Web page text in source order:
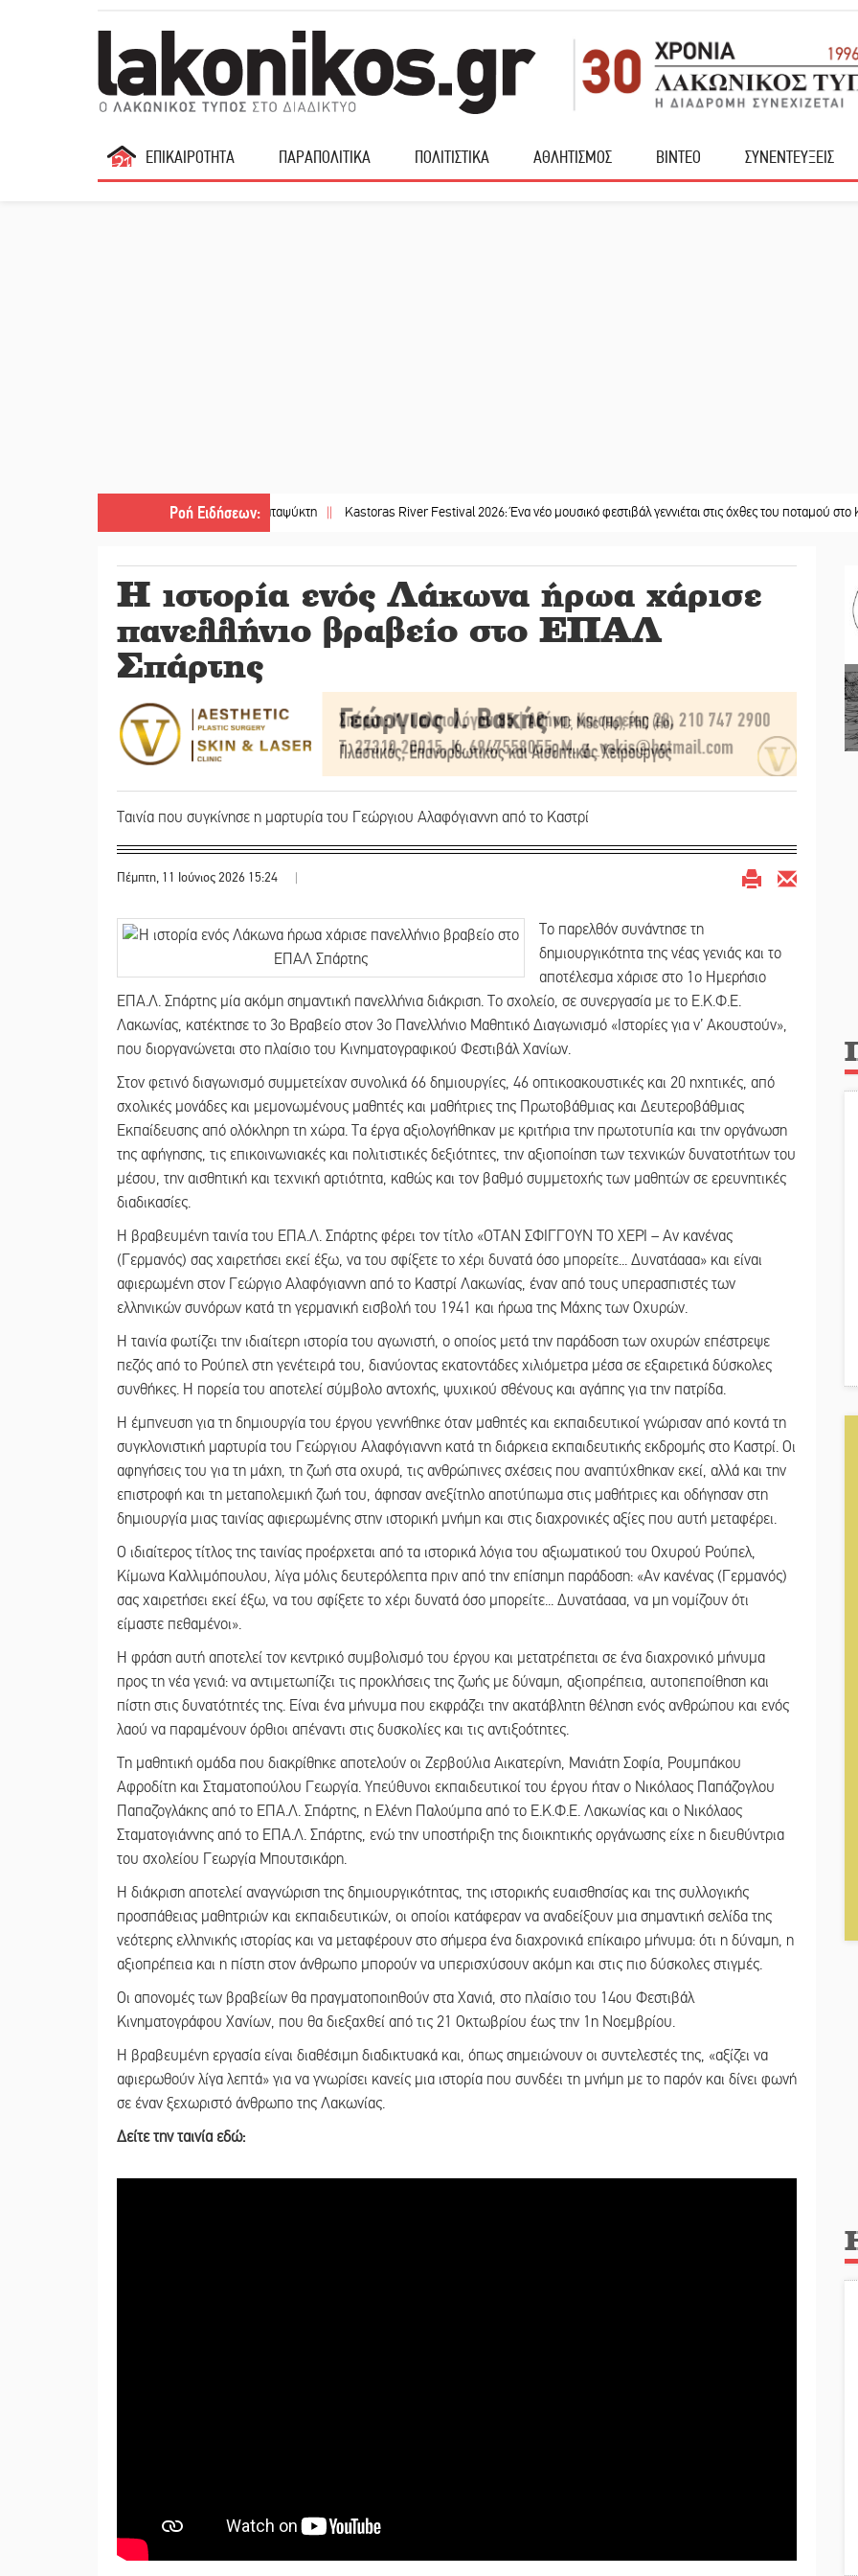
ΕΠΙΚΑΙΡΟΤΗΤΑ ΠΑΡΑΠΟΛΙΤΙΚΑ ΠΟΛΙΤΙΣΤΙΚΑ ΑΘΛΗΤΙΣΜΟΣ ΒΙΝΤΕΟ ΣΥΝΕΝΤΕΥΞΕΙΣ
Ροή Ειδήσεων:
κρατούσε τον νεκρό πατέρα στον καταψύκτη Kastoras River Festival 2026: Ένα νέο μουσικό φεστιβάλ γεννιέται στις όχθες του ποταμού στο Καστόρειο
Η ιστορία ενός Λάκωνα ήρωα χάρισε
πανελλήνιο βραβείο στο ΕΠΑΛ
Σπάρτης
Ταινία που συγκίνησε η μαρτυρία του Γεώργιου Αλαφόγιαννη από το Καστρί
Πέμπτη, 11 Ιούνιος 2026 15:24 |
Το παρελθόν συνάντησε τη
δημιουργικότητα της νέας γενιάς και το
αποτέλεσμα χάρισε στο 1ο Ημερήσιο
ΕΠΑ.Λ. Σπάρτης μία ακόμη σημαντική πανελλήνια διάκριση. Το σχολείο, σε συνεργασία με το Ε.Κ.Φ.Ε.
Λακωνίας, κατέκτησε το 3ο Βραβείο στον 3ο Πανελλήνιο Μαθητικό Διαγωνισμό «Ιστορίες για ν’ Ακουστούν»,
που διοργανώνεται στο πλαίσιο του Κινηματογραφικού Φεστιβάλ Χανίων.
Στον φετινό διαγωνισμό συμμετείχαν συνολικά 66 δημιουργίες, 46 οπτικοακουστικές και 20 ηχητικές, από
σχολικές μονάδες και μεμονωμένους μαθητές και μαθήτριες της Πρωτοβάθμιας και Δευτεροβάθμιας
Εκπαίδευσης από ολόκληρη τη χώρα. Τα έργα αξιολογήθηκαν με κριτήρια την πρωτοτυπία και την οργάνωση
της αφήγησης, τις επικοινωνιακές και πολιτιστικές δεξιότητες, την αξιοποίηση των τεχνικών δυνατοτήτων του
μέσου, την αισθητική και τεχνική αρτιότητα, καθώς και τον βαθμό συμμετοχής των μαθητών σε ερευνητικές
διαδικασίες.
Η βραβευμένη ταινία του ΕΠΑ.Λ. Σπάρτης φέρει τον τίτλο «ΟΤΑΝ ΣΦΙΓΓΟΥΝ ΤΟ ΧΕΡΙ – Αν κανένας
(Γερμανός) σας χαιρετήσει εκεί έξω, να του σφίξετε το χέρι δυνατά όσο μπορείτε... Δυνατάααα» και είναι
αφιερωμένη στον Γεώργιο Αλαφόγιαννη από το Καστρί Λακωνίας, έναν από τους υπερασπιστές των
ελληνικών συνόρων κατά τη γερμανική εισβολή του 1941 και ήρωα της Μάχης των Οχυρών.
Η ταινία φωτίζει την ιδιαίτερη ιστορία του αγωνιστή, ο οποίος μετά την παράδοση των οχυρών επέστρεψε
πεζός από το Ρούπελ στη γενέτειρά του, διανύοντας εκατοντάδες χιλιόμετρα μέσα σε εξαιρετικά δύσκολες
συνθήκες. Η πορεία του αποτελεί σύμβολο αντοχής, ψυχικού σθένους και αγάπης για την πατρίδα.
Η έμπνευση για τη δημιουργία του έργου γεννήθηκε όταν μαθητές και εκπαιδευτικοί γνώρισαν από κοντά τη
συγκλονιστική μαρτυρία του Γεώργιου Αλαφόγιαννη κατά τη διάρκεια εκπαιδευτικής εκδρομής στο Καστρί. Οι
αφηγήσεις του για τη μάχη, τη ζωή στα οχυρά, τις ανθρώπινες σχέσεις που αναπτύχθηκαν εκεί, αλλά και την
επιστροφή και τη μεταπολεμική ζωή του, άφησαν ανεξίτηλο αποτύπωμα στις μαθήτριες και οδήγησαν στη
δημιουργία μιας ταινίας αφιερωμένης στην ιστορική μνήμη και στις διαχρονικές αξίες που αυτή μεταφέρει.
Ο ιδιαίτερος τίτλος της ταινίας προέρχεται από τα ιστορικά λόγια του αξιωματικού του Οχυρού Ρούπελ,
Κίμωνα Καλλιμόπουλου, λίγα μόλις δευτερόλεπτα πριν από την επίσημη παράδοση: «Αν κανένας (Γερμανός)
σας χαιρετήσει εκεί έξω, να του σφίξετε το χέρι δυνατά όσο μπορείτε... Δυνατάααα, να μη νομίζουν ότι
είμαστε πεθαμένοι».
Η φράση αυτή αποτελεί τον κεντρικό συμβολισμό του έργου και μετατρέπεται σε ένα διαχρονικό μήνυμα
προς τη νέα γενιά: να αντιμετωπίζει τις προκλήσεις της ζωής με δύναμη, αξιοπρέπεια, αυτοπεποίθηση και
πίστη στις δυνατότητές της. Είναι ένα μήνυμα που εκφράζει την ακατάβλητη θέληση ενός ανθρώπου και ενός
λαού να παραμένουν όρθιοι απέναντι στις δυσκολίες και τις αντιξοότητες.
Τη μαθητική ομάδα που διακρίθηκε αποτελούν οι Ζερβούλια Αικατερίνη, Μανιάτη Σοφία, Ρουμπάκου
Αφροδίτη και Σταματοπούλου Γεωργία. Υπεύθυνοι εκπαιδευτικοί του έργου ήταν ο Νικόλαος Παπάζογλου
Παπαζογλάκης από το ΕΠΑ.Λ. Σπάρτης, η Ελένη Παλούμπα από το Ε.Κ.Φ.Ε. Λακωνίας και ο Νικόλαος
Σταματογιάννης από το ΕΠΑ.Λ. Σπάρτης, ενώ την υποστήριξη της διοικητικής οργάνωσης είχε η διευθύντρια
του σχολείου Γεωργία Μπουτσικάρη.
Η διάκριση αποτελεί αναγνώριση της δημιουργικότητας, της ιστορικής ευαισθησίας και της συλλογικής
προσπάθειας μαθητριών και εκπαιδευτικών, οι οποίοι κατάφεραν να αναδείξουν μια σημαντική σελίδα της
νεότερης ελληνικής ιστορίας και να μεταφέρουν στο σήμερα ένα διαχρονικά επίκαιρο μήνυμα: ότι η δύναμη, η
αξιοπρέπεια και η πίστη στον άνθρωπο μπορούν να υπερισχύσουν ακόμη και στις πιο δύσκολες στιγμές.
Οι απονομές των βραβείων θα πραγματοποιηθούν στα Χανιά, στο πλαίσιο του 14ου Φεστιβάλ
Κινηματογράφου Χανίων, που θα διεξαχθεί από τις 21 Οκτωβρίου έως την 1η Νοεμβρίου.
Η βραβευμένη εργασία είναι διαθέσιμη διαδικτυακά και, όπως σημειώνουν οι συντελεστές της, «αξίζει να
αφιερωθούν λίγα λεπτά» για να γνωρίσει κανείς μια ιστορία που συνδέει τη μνήμη με το παρόν και δίνει φωνή
σε έναν ξεχωριστό άνθρωπο της Λακωνίας.
Δείτε την ταινία εδώ: